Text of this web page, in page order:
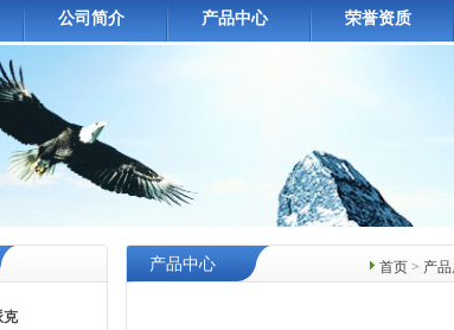
公司简介 产品中心 荣誉资质
克
首页 > 产
产品中心